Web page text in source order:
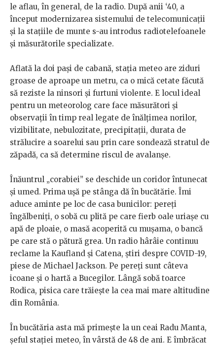
le aflau, în general, de la radio. După anii ‘40, a
început modernizarea sistemului de telecomunicații
și la stațiile de munte s-au introdus radiotelefoanele
și măsurătorile specializate.
Aflată la doi pași de cabană, stația meteo are ziduri
groase de aproape un metru, ca o mică cetate făcută
să reziste la ninsori și furtuni violente. E locul ideal
pentru un meteorolog care face măsurători și
observații în timp real legate de înălțimea norilor,
vizibilitate, nebulozitate, precipitații, durata de
strălucire a soarelui sau prin care sondează stratul de
zăpadă, ca să determine riscul de avalanșe.
Înăuntrul „corabiei” se deschide un coridor întunecat
și umed. Prima ușă pe stânga dă în bucătărie. Îmi
aduce aminte pe loc de casa bunicilor: pereți
îngălbeniți, o sobă cu plită pe care fierb oale uriașe cu
apă de ploaie, o masă acoperită cu mușama, o bancă
pe care stă o pătură grea. Un radio hârâie continuu
reclame la Kaufland și Catena, știri despre COVID-19,
piese de Michael Jackson. Pe pereți sunt câteva
icoane și o hartă a Bucegilor. Lângă sobă toarce
Rodica, pisica care trăiește la cea mai mare altitudine
din România.
În bucătăria asta mă primește la un ceai Radu Manta,
șeful stației meteo, în vârstă de 48 de ani. E îmbrăcat